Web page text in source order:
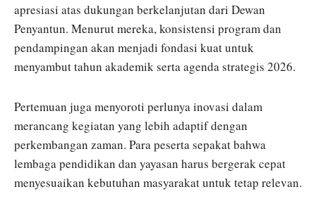
apresiasi atas dukungan berkelanjutan dari Dewan
Penyantun. Menurut mereka, konsistensi program dan
pendampingan akan menjadi fondasi kuat untuk
menyambut tahun akademik serta agenda strategis 2026.
Pertemuan juga menyoroti perlunya inovasi dalam
merancang kegiatan yang lebih adaptif dengan
perkembangan zaman. Para peserta sepakat bahwa
lembaga pendidikan dan yayasan harus bergerak cepat
menyesuaikan kebutuhan masyarakat untuk tetap relevan.